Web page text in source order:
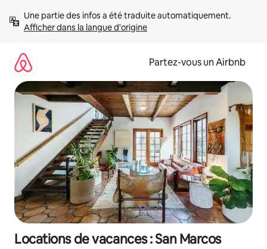
directement
Afficher dans la langue d'origine
Partez-vous un Airbnb
Locations de vacances : San Marcos